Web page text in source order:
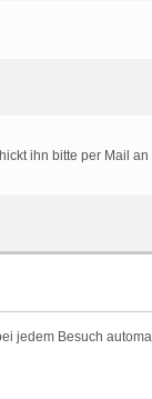
ihn bitte per Mail an
jedem Besuch